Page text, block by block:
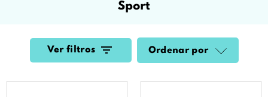
sport
Ver filtros Ordenar por